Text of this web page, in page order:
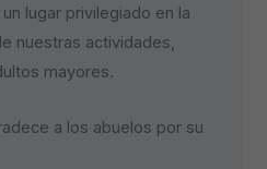
lugar privilegiado en la
nuestras actividades,
mayores.
a los abuelos por su